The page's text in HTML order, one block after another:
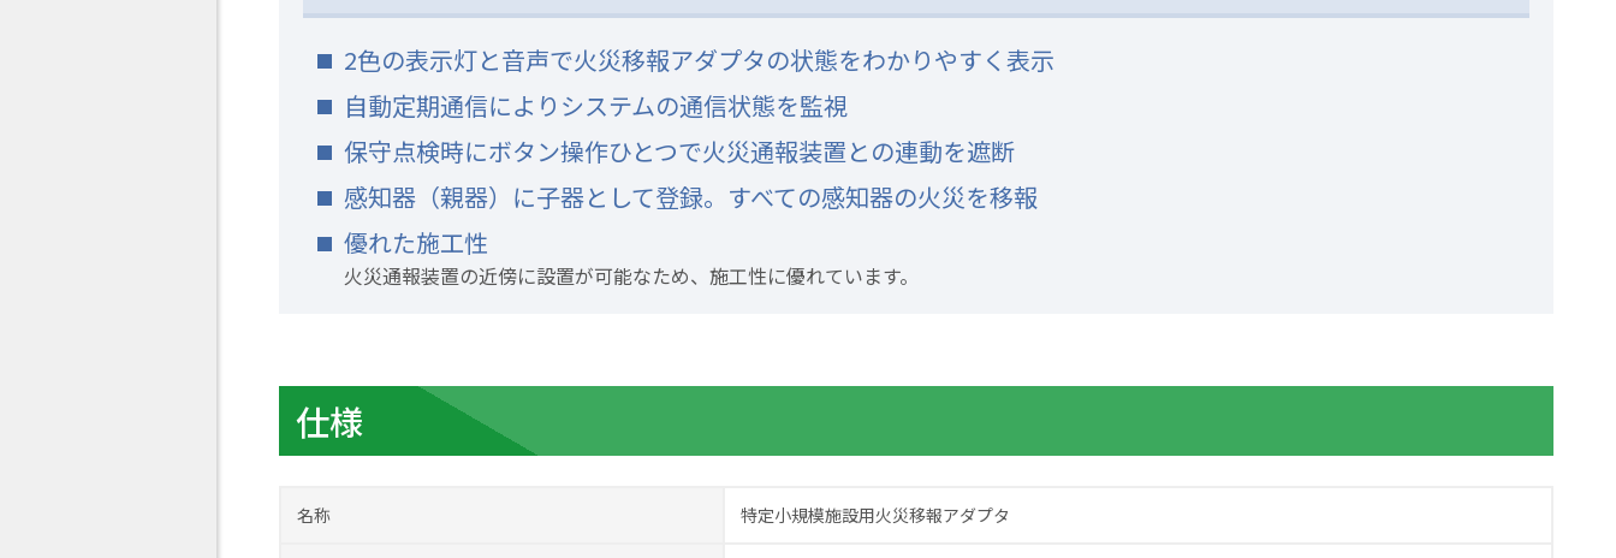
2色の表示灯と音声で火災移報アダプタの状態をわかりやすく表示
自動定期通信によりシステムの通信状態を監視
保守点検時にボタン操作ひとつで火災通報装置との連動を遮断
感知器（親器）に子器として登録。すべての感知器の火災を移報
優れた施工性
火災通報装置の近傍に設置が可能なため、施工性に優れています。
仕様
名称 特定小規模施設用火災移報アダプタ